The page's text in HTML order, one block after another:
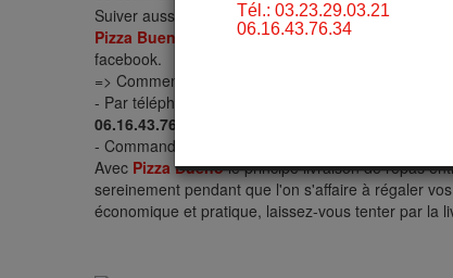
Suiver aussi l'état de notre restaurant (Ouvert,
Pizza Bueno
offre chaque période des promos
facebook.
=> Comment commander votre plat à Mons en
- Par téléphone en appelant directement sur notre
06.16.43.76.34
- Commander sur le site en ligne et vous recevez
Avec Pizza Buenole principe livraison de repas
sereinement pendant que l'on s'affaire à régaler
économique et pratique, laissez-vous tenter par la